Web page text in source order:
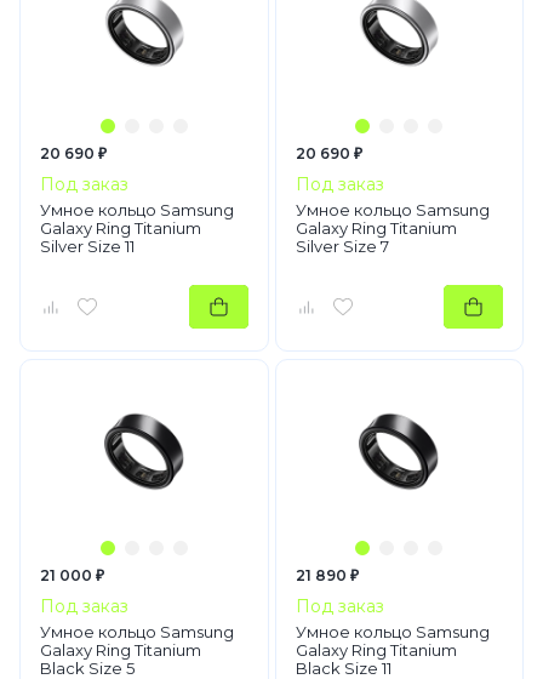
20 690 ₽
Под заказ
Умное кольцо Samsung
Galaxy Ring Titanium
Silver Size 11
20 690 ₽
Под заказ
Умное кольцо Samsung
Galaxy Ring Titanium
Silver Size 7
21 000 ₽
Под заказ
Умное кольцо Samsung
Galaxy Ring Titanium
Black Size 5
21 890 ₽
Под заказ
Умное кольцо Samsung
Galaxy Ring Titanium
Black Size 11